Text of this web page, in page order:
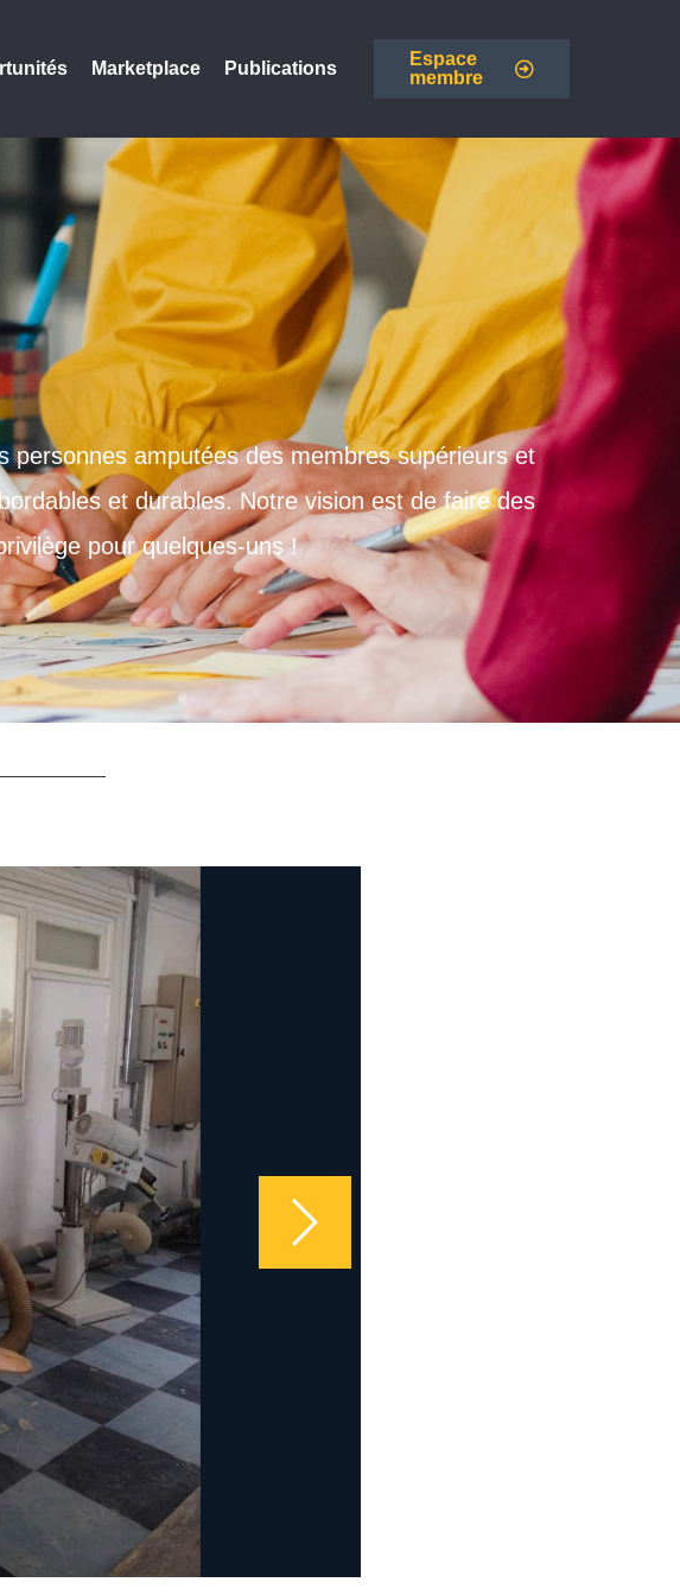
Marketplace Publications
Espace
membre
amputées des membres supérieurs et
et durables. Notre vision est de faire des
pour quelques-uns !